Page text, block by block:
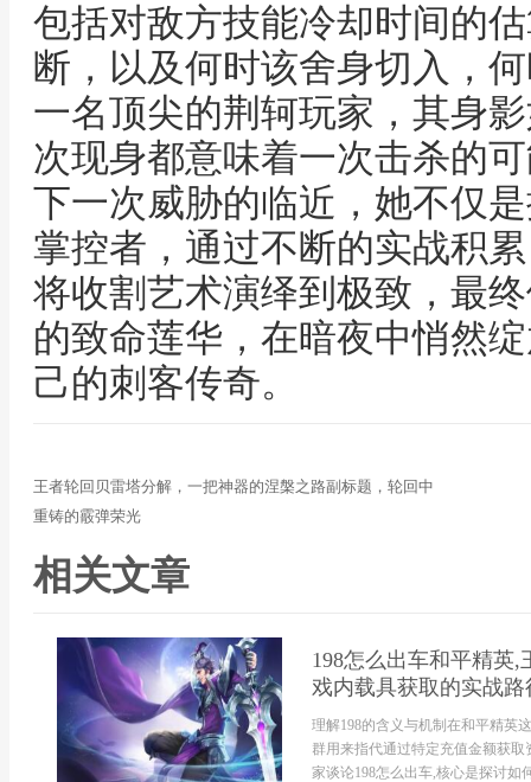
包括对敌方技能冷却时间的
断，以及何时该舍身切入，
一名顶尖的荆轲玩家，其身
次现身都意味着一次击杀的
下一次威胁的临近，她不仅
掌控者，通过不断的实战积
将收割艺术演绎到极致，最
的致命莲华，在暗夜中悄然
己的刺客传奇。
王者轮回贝雷塔分解，一把神器的涅槃之路副标题，轮回中
重铸的霰弹荣光
相关文章
198怎么出车和平精英
戏内载具获取的实战路
理解198的含义与机制在和平精英
群用来指代通过特定充值金额获
家谈论198怎么出车,核心是探讨如